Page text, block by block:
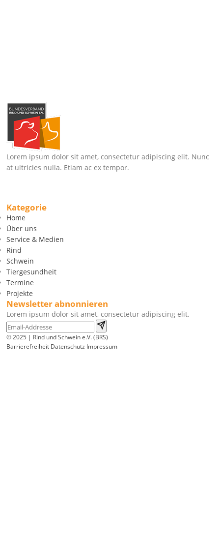
Lorem ipsum dolor sit amet, consectetur adipiscing elit. Nunc
at ultricies nulla. Etiam ac ex tempor.
Kategorie
Home
Über uns
Service & Medien
Rind
Schwein
Tiergesundheit
Termine
Projekte
Newsletter abnonnieren
Lorem ipsum dolor sit amet, consectetur adipiscing elit.
© 2025 | Rind und Schwein e.V. (BRS)
Barrierefreiheit Datenschutz Impressum